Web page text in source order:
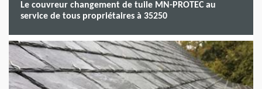
Le couvreur changement de tuile MN-PROTEC au
service de tous propriétaires à 35250